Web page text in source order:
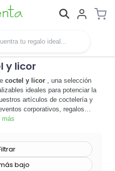
y licor
coctel y licor , una selección
ideales para potenciar la
artículos de coctelería y
corporativos, regalos
dar un toque distintivo a tu
nuestros licores de alta calidad
inigualable, convirtiéndose en el
comerciales. no sólo estarás
más
bajo